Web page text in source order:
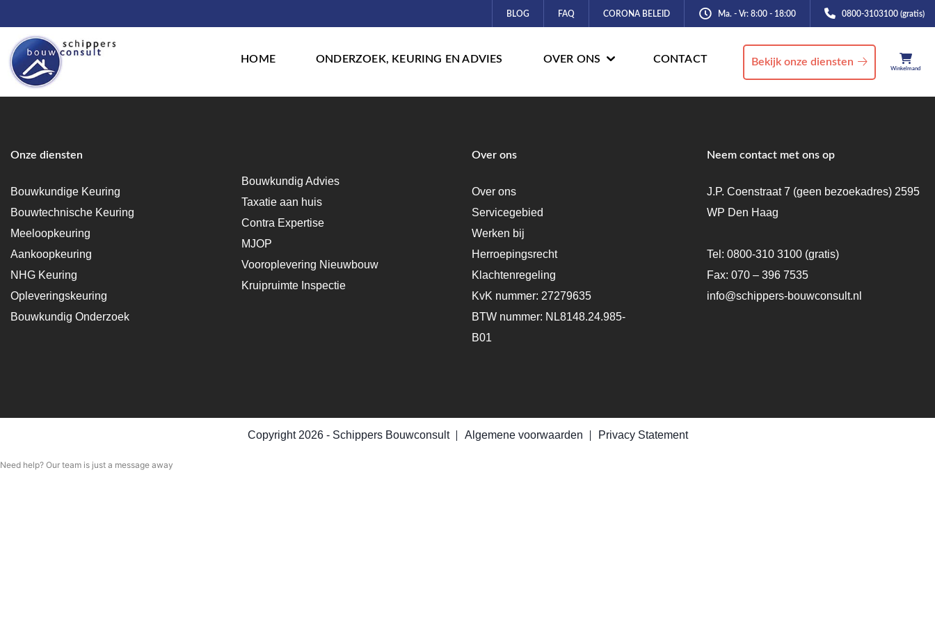
BLOG FAQ CORONA BELEID Ma. - Vr: 8:00 - 18:00 0800-3103100 (gratis)
HOME ONDERZOEK, KEURING EN ADVIES OVER ONS CONTACT
Winkelmand
Bekijk onze diensten
Onze diensten
Bouwkundige Keuring
Bouwtechnische Keuring
Meeloopkeuring
Aankoopkeuring
NHG Keuring
Opleveringskeuring
Bouwkundig Onderzoek
Bouwkundig Advies
Taxatie aan huis
Contra Expertise
MJOP
Vooroplevering Nieuwbouw
Kruipruimte Inspectie
Over ons
Over ons
Servicegebied
Werken bij
Herroepingsrecht
Klachtenregeling
KvK nummer: 27279635
BTW nummer: NL8148.24.985-
B01
Neem contact met ons op
J.P. Coenstraat 7 (geen bezoekadres) 2595
WP Den Haag
Tel: 0800-310 3100(gratis)
Fax: 070 – 396 7535
info@schippers-bouwconsult.nl
Copyright 2026 - Schippers Bouwconsult Algemene voorwaarden Privacy Statement
Need help? Our team is just a message away